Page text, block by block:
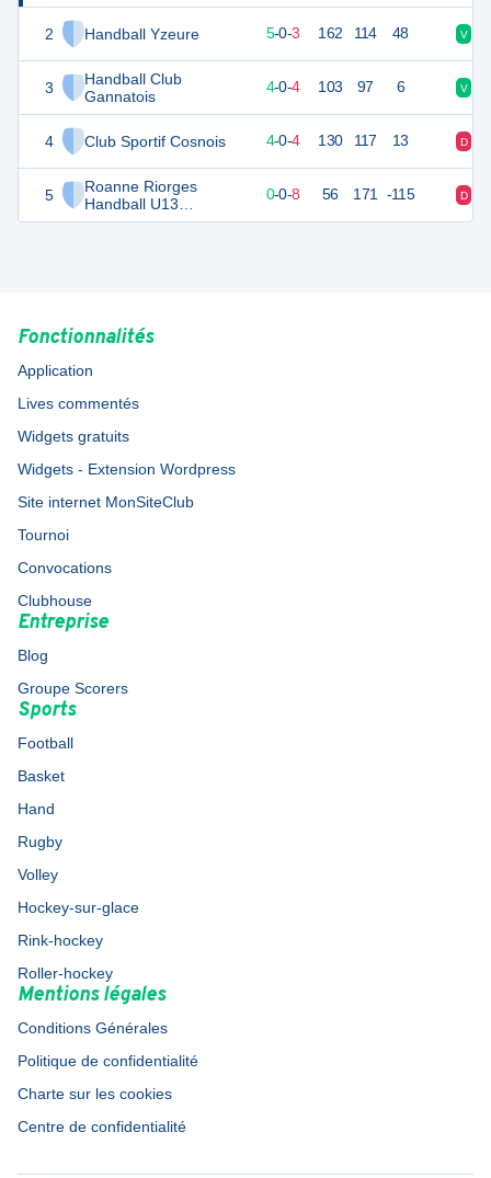
2 Handball Yzeure
3
Handball Club
Gannatois
4 Club Sportif Cosnois
5
Roanne Riorges
Handball U13
Féminines
18 5-0-3 162 114 48 V
4-0-4 103 97 6 V
15 4-0-4 130 117 13 D
8 0-0-8 56 171 -115 D
Fonctionnalités
Application
Lives commentés
Widgets gratuits
Widgets - Extension Wordpress
Site internet MonSiteClub
Tournoi
Convocations
Clubhouse
Entreprise
Blog
Groupe Scorers
Sports
Football
Basket
Hand
Rugby
Volley
Hockey-sur-glace
Rink-hockey
Roller-hockey
Mentions légales
Conditions Générales
Politique de confidentialité
Charte sur les cookies
Centre de confidentialité